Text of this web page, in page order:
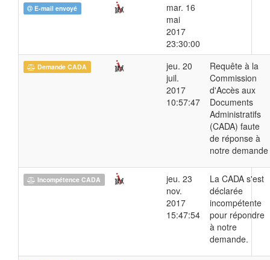
E-mail envoyé
mar. 16
mai
2017
23:30:00
Demande CADA
jeu. 20
juil.
2017
10:57:47
Requête à la
Commission
d'Accès aux
Documents
Administratifs
(CADA) faute
de réponse à
notre demande
Incompétence CADA
jeu. 23
nov.
2017
15:47:54
La CADA s'est
déclarée
incompétente
pour répondre
à notre
demande.